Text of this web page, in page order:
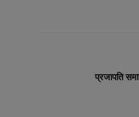
प्रजापति